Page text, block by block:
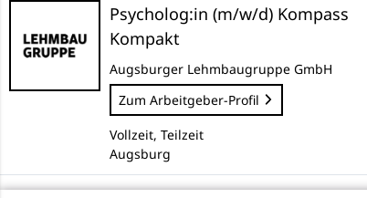
Psycholog:in (m/w/d) Kompass
Kompakt
Augsburger Lehmbaugruppe GmbH
Zum Arbeitgeber-Profil
Vollzeit, Teilzeit
Augsburg